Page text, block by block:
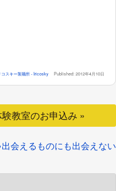
コスキー製麺所 - Iricosky Published:2012年4月10日
教室のお申込み »
会えるものにも出会えない